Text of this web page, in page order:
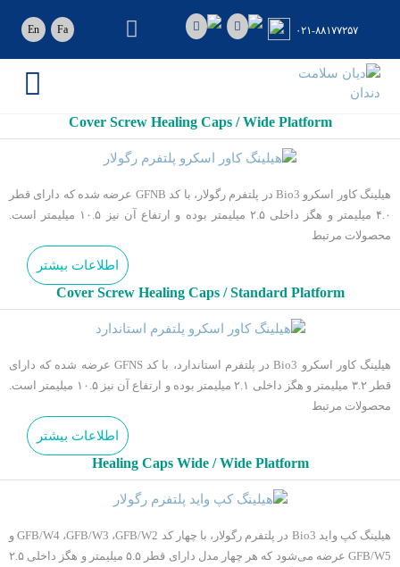
En Fa ۰۲۱-۸۸۱۷۷۲۵۷
دیان
دندان
ایمپلنت
Cover Screw Healing Caps / Wide Platform
هیلینگ کاور اسکرو Bio3 در پلتفرم رگولار، با کد GFNB عرضه شده که دارای قطر
۴.۰ میلیمتر و هگز داخلی ۲.۵ میلیمتر بوده و ارتفاع آن نیز ۱۰.۵ میلیمتر است.
محصولات مرتبط
اطلاعات بیشتر
Cover Screw Healing Caps / Standard Platform
هیلینگ کاور اسکرو Bio3 در پلتفرم استاندارد، با کد GFNS عرضه شده که دارای
قطر ۳.۲ میلیمتر و هگز داخلی ۲.۱ میلیمتر بوده و ارتفاع آن نیز ۱۰.۵ میلیمتر است.
محصولات مرتبط
اطلاعات بیشتر
Healing Caps Wide / Wide Platform
هیلینگ کپ واید Bio3 در پلتفرم رگولار، با چهار کد GFB/W4 ،GFB/W3 ،GFB/W2 و
GFB/W5 عرضه می‌شود که هر چهار مدل دارای قطر ۵.۵ میلیمتر و هگز داخلی ۲.۵